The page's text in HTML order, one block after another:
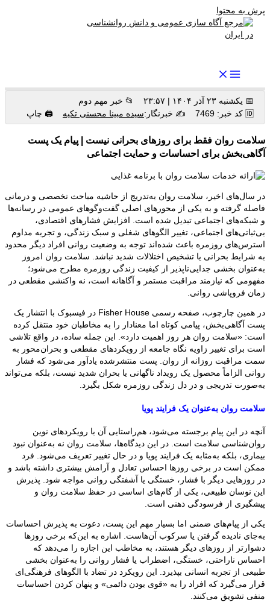
پرش به محتوا
📅 یکشنبه ۲۳ آذر ۱۴۰۴ | ۲۳:۵۷
📂 خبر مهم دوم
🆔 کد خبر: 7469
✍️ خبرنگار:سیده مبینا محسنی تکیه 🖨 چاپ
سلامت روان فقط برای روزهای بحرانی نیست | پیام یک پست
آگاهی‌بخش برای احساسات و حمایت اجتماعی
در سال‌های اخیر، سلامت روان به‌تدریج از حاشیه مباحث تخصصی و درمانی
فاصله گرفته و به یکی از محورهای اصلی گفت‌وگوهای عمومی در رسانه‌ها
و شبکه‌های اجتماعی تبدیل شده است. افزایش فشارهای اقتصادی،
بی‌ثباتی‌های اجتماعی، تغییر الگوهای شغلی و سبک زندگی، و تجربه مداوم
استرس‌های روزمره باعث شده‌اند توجه به وضعیت روانی افراد دیگر محدود
به شرایط بحرانی یا تشخیص اختلالات شدید نباشد. سلامت روان امروز
به‌عنوان بخشی جدایی‌ناپذیر از کیفیت زندگی روزمره مطرح می‌شود؛
مفهومی که نیازمند مراقبت مستمر و آگاهانه است، نه واکنشی مقطعی در
زمان فروپاشی روانی.
در همین چارچوب، صفحه رسمی Fisher House در فیسبوک با انتشار یک
پست آگاهی‌بخش، پیامی کوتاه اما معنادار را به مخاطبان خود منتقل کرده
است: «سلامت روان هر روز اهمیت دارد». این جمله ساده، در واقع تلاشی
است برای تغییر زاویه نگاه جامعه از رویکردهای مقطعی و بحران‌محور به
سمت مراقبت روزانه از روان. پست منتشرشده یادآور می‌شود که فشار
روانی الزاماً محصول یک رویداد ناگهانی یا بحران شدید نیست، بلکه می‌تواند
به‌صورت تدریجی و در دل زندگی روزمره شکل بگیرد.
سلامت روان به‌عنوان یک فرایند پویا
آنچه در این پیام برجسته می‌شود، هم‌راستایی آن با رویکردهای نوین
روان‌شناسی سلامت است. در این دیدگاه‌ها، سلامت روان نه به‌عنوان نبود
بیماری، بلکه به‌مثابه یک فرایند پویا و در حال تغییر تعریف می‌شود. فرد
ممکن است در برخی روزها احساس تعادل و آرامش بیشتری داشته باشد و
در روزهایی دیگر با فشار، خستگی یا آشفتگی روانی مواجه شود. پذیرش
این نوسان طبیعی، یکی از گام‌های اساسی در حفظ سلامت روان و
پیشگیری از فرسودگی ذهنی است.
یکی از پیام‌های ضمنی اما بسیار مهم این پست، دعوت به پذیرش احساسات
به‌جای نادیده گرفتن یا سرکوب آن‌هاست. اشاره به این‌که برخی روزها
دشوارتر از روزهای دیگر هستند، به مخاطب این اجازه را می‌دهد که
احساس ناراحتی، خستگی، اضطراب یا فشار روانی را به‌عنوان بخشی
طبیعی از تجربه انسانی بپذیرد. این رویکرد در تضاد با الگوهای فرهنگی‌ای
قرار می‌گیرد که افراد را به «قوی بودن دائمی» و پنهان کردن احساسات
منفی تشویق می‌کنند.